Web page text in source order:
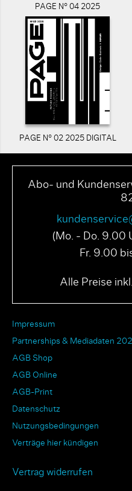
PAGE N° 04 2025
PAGE N° 02 2025 DIGITAL
Abo- und
(Mo. - Do. 9.00
Fr. 9.00
Alle Preise
Impressum
Partnerships & Mediadaten
AGB Shop
AGB Online
AGB-Print
Datenschutz
Nutzungsbedingungen
Verträge hier kündigen
Vertrag widerrufen